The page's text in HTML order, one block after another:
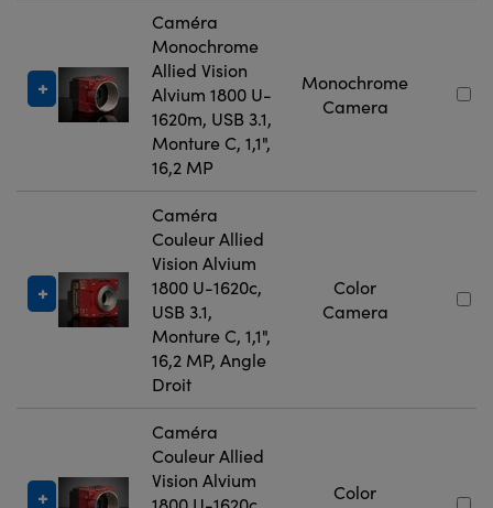
Caméra
Monochrome
Allied Vision
Alvium 1800 U-
1620m, USB 3.1,
Monture C, 1,1",
16,2 MP
Monochrome
Camera
Caméra
Couleur Allied
Vision Alvium
1800 U-1620c,
USB 3.1,
Monture C, 1,1",
16,2 MP, Angle
Droit
Color
Camera
Caméra
Couleur Allied
Vision Alvium
Color